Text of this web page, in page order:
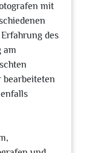
mit
des
am
bearbeiteten